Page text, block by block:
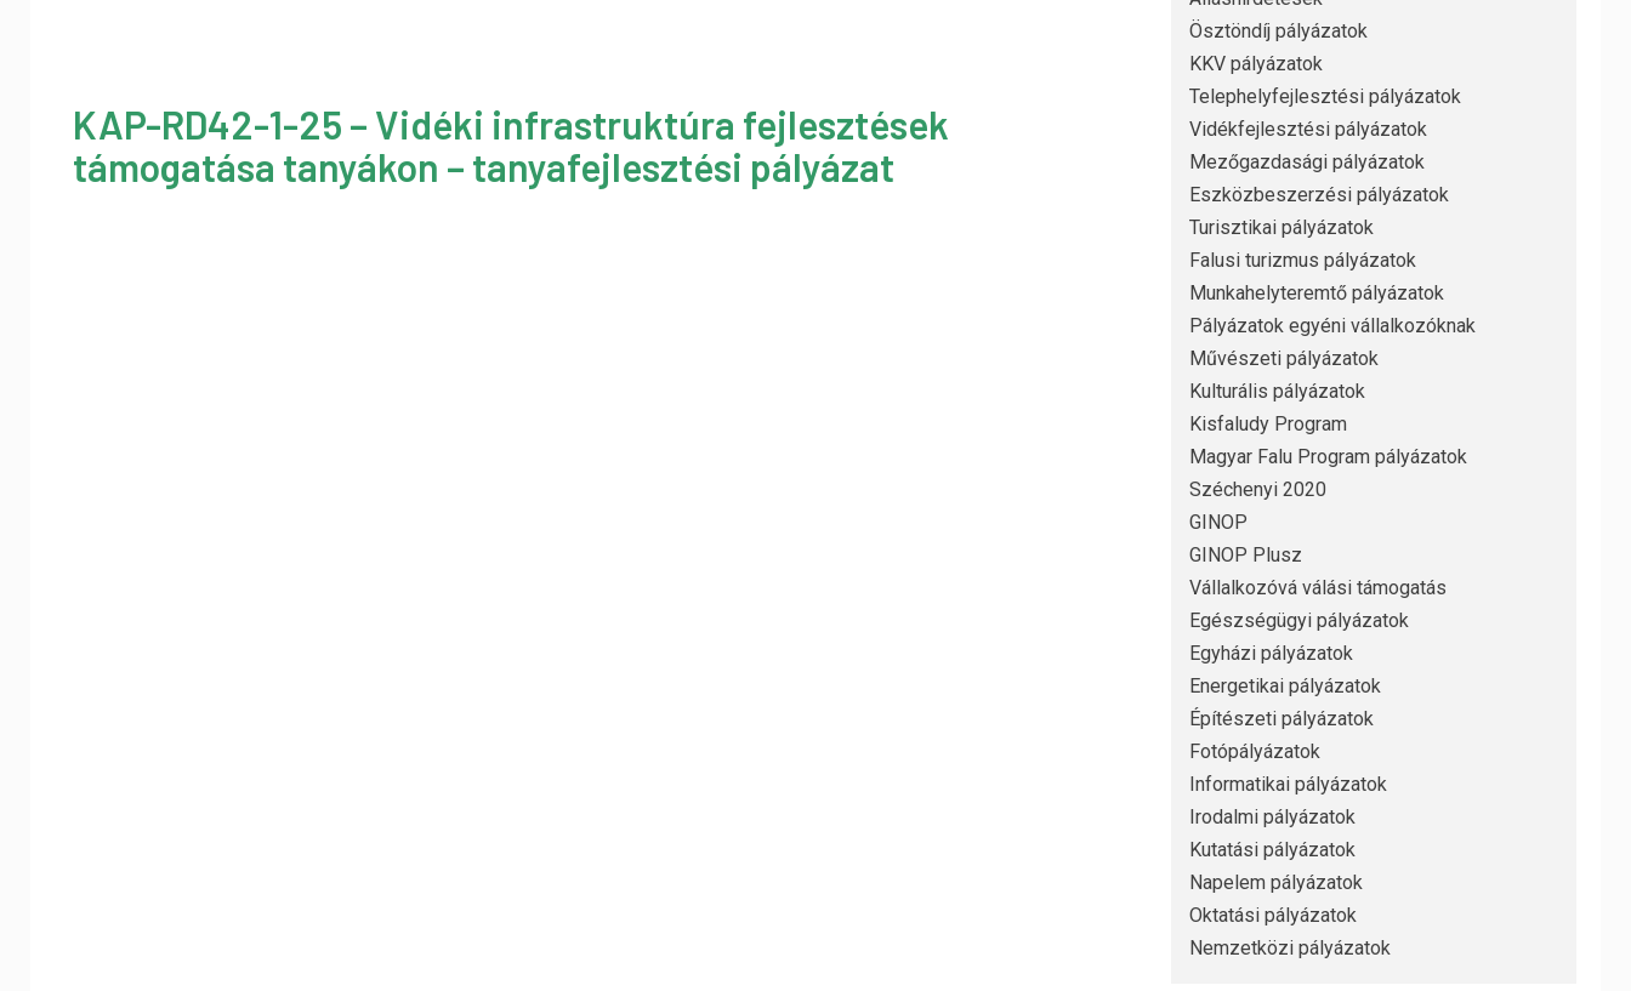
KAP-RD42-1-25 – Vidéki infrastruktúra fejlesztések
támogatása tanyákon – tanyafejlesztési pályázat
Ösztöndíj pályázatok
KKV pályázatok
Telephelyfejlesztési pályázatok
Vidékfejlesztési pályázatok
Mezőgazdasági pályázatok
Eszközbeszerzési pályázatok
Turisztikai pályázatok
Falusi turizmus pályázatok
Munkahelyteremtő pályázatok
Pályázatok egyéni vállalkozóknak
Művészeti pályázatok
Kulturális pályázatok
Kisfaludy Program
Magyar Falu Program pályázatok
Széchenyi 2020
GINOP
GINOP Plusz
Vállalkozóvá válási támogatás
Egészségügyi pályázatok
Egyházi pályázatok
Energetikai pályázatok
Építészeti pályázatok
Fotópályázatok
Informatikai pályázatok
Irodalmi pályázatok
Kutatási pályázatok
Napelem pályázatok
Oktatási pályázatok
Nemzetközi pályázatok